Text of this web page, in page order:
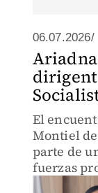
06.07.2026/
El
Montiel
parte de
fuerzas